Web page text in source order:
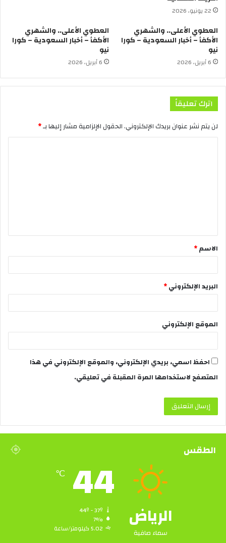
22 يونيو، 2026
العطوي الأعلى.. والشهري
الأكفأ – أخبار السعودية – كورا
نيو
6 أبريل، 2026
العطوي الأعلى.. والشهري
الأكفأ – أخبار السعودية – كورا
نيو
6 أبريل، 2026
اترك تعليقاً
لن يتم نشر عنوان بريدك الإلكتروني.الحقول الإلزامية مشار إليها بـ*
الاسم*
البريد الإلكتروني*
الموقع الإلكتروني
احفظ اسمي، بريدي الإلكتروني، والموقع الإلكتروني في هذا
المتصفح لاستخدامها المرة المقبلة في تعليقي.
الطقس
الرياض
سماء صافية
44
℃
7%
5.02 كيلومتر/ساعة